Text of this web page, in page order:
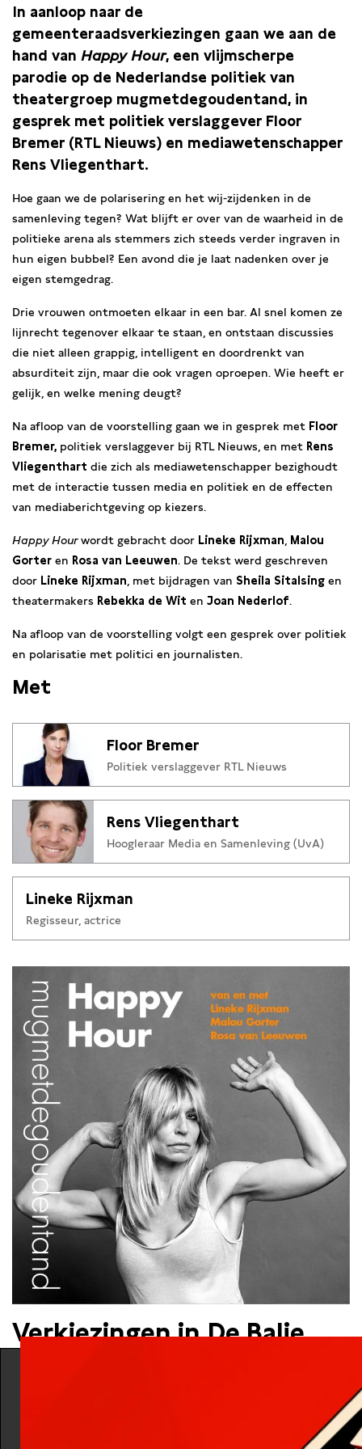
In aanloop naar de
gemeenteraadsverkiezingen gaan we aan de
hand van Happy Hour, een vlijmscherpe
parodie op de Nederlandse politiek van
theatergroep mugmetdegoudentand, in
gesprek met politiek verslaggever Floor
Bremer (RTL Nieuws) en mediawetenschapper
Rens Vliegenthart.
Hoe gaan we de polarisering en het wij-zijdenken in de
samenleving tegen? Wat blijft er over van de waarheid in de
politieke arena als stemmers zich steeds verder ingraven in
hun eigen bubbel? Een avond die je laat nadenken over je
eigen stemgedrag.
Drie vrouwen ontmoeten elkaar in een bar. Al snel komen ze
lijnrecht tegenover elkaar te staan, en ontstaan discussies
die niet alleen grappig, intelligent en doordrenkt van
absurditeit zijn, maar die ook vragen oproepen. Wie heeft er
gelijk, en welke mening deugt?
Na afloop van de voorstelling gaan we in gesprek met Floor
Bremer, politiek verslaggever bij RTL Nieuws, en met Rens
Vliegenthart die zich als mediawetenschapper bezighoudt
met de interactie tussen media en politiek en de effecten
van mediaberichtgeving op kiezers.
Happy Hourwordt gebracht door Lineke Rijxman
Malou
Gorter en Rosa van Leeuwen. De tekst werd geschreven
door Lineke Rijxman , met bijdragen van Sheila Sitalsing en
theatermakers Rebekka de Wit en Joan Nederlof.
Na afloop van de voorstelling volgt een gesprek over politiek
en polarisatie met politici en journalisten.
Met
Floor Bremer
Politiek verslaggever RTL Nieuws
Rens Vliegenthart
Hoogleraar Media en Samenleving (UvA)
Lineke Rijxman
Regisseur, actrice
Verkiezingen in De Balie